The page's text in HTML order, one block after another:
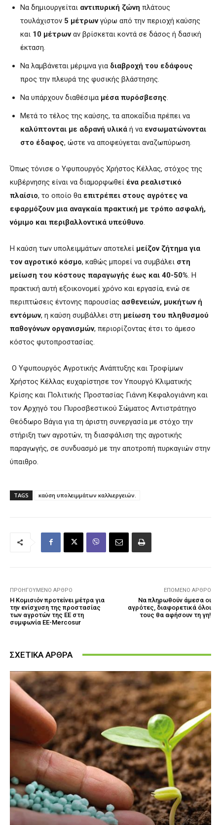
Να δημιουργείται αντιπυρική ζώνη πλάτους
τουλάχιστον 5 μέτρωνγύρω από την περιοχή καύσης
και 10 μέτρωναν βρίσκεται κοντά σε δάσος ή δασική
έκταση.
Να λαμβάνεται μέριμνα για διαβροχή του εδάφους
προς την πλευρά της φυσικής βλάστησης.
Να υπάρχουν διαθέσιμα μέσα πυρόσβεσης
Μετά το τέλος της καύσης, τα αποκαΐδια πρέπει να
καλύπτονται με αδρανή υλικά ή να ενσωματώνονται
στο έδαφος, ώστε να αποφεύγεται αναζωπύρωση.
Όπως τόνισε ο Υφυπουργός Χρήστος Κέλλας, στόχος της
κυβέρνησης είναι να διαμορφωθεί ένα ρεαλιστικό
πλαίσιο, το οποίο θα επιτρέπει στους αγρότες να
εφαρμόζουν μια αναγκαία πρακτική με τρόπο ασφαλή,
νόμιμο και περιβαλλοντικά υπεύθυνο
Η καύση των υπολειμμάτων αποτελεί μείζον ζήτημα για
τον αγροτικό κόσμο, καθώς μπορεί να συμβάλει στη
μείωση του κόστους παραγωγής έως και 40-50% . Η
πρακτική αυτή εξοικονομεί χρόνο και εργασία, ενώ σε
περιπτώσεις έντονης παρουσίας ασθενειών, μυκήτων ή
εντόμων, η καύση συμβάλλει στη μείωση του πληθυσμού
παθογόνων οργανισμών, περιορίζοντας έτσι το άμεσο
κόστος φυτοπροστασίας.
Ο Υφυπουργός Αγροτικής Ανάπτυξης και Τροφίμων
Χρήστος Κέλλας ευχαρίστησε τον Υπουργό Κλιματικής
Κρίσης και Πολιτικής Προστασίας Γιάννη Κεφαλογιάννη και
τον Αρχηγό του Πυροσβεστικού Σώματος Αντιστράτηγο
Θεόδωρο Βάγια για τη άριστη συνεργασία με στόχο την
στήριξη των αγροτών, τη διασφάλιση της αγροτικής
παραγωγής, σε συνδυασμό με την αποτροπή πυρκαγιών στην
ύπαιθρο.
TAGS καύση υπολειμμάτων καλλιεργειών.
ΠΡΟΗΓΟΎΜΕΝΟ ΆΡΘΡΟ
Η Κομισιόν προτείνει μέτρα για
την ενίσχυση της προστασίας
των αγροτών της ΕΕ στη
συμφωνία ΕΕ-Mercosur
ΕΠΌΜΕΝΟ ΆΡΘΡΟ
Να πληρωθούν άμεσα οι
αγρότες, διαφορετικά όλοι
τους θα αφήσουν τη γη!
ΣΧΕΤΙΚΑ ΑΡΘΡΑ